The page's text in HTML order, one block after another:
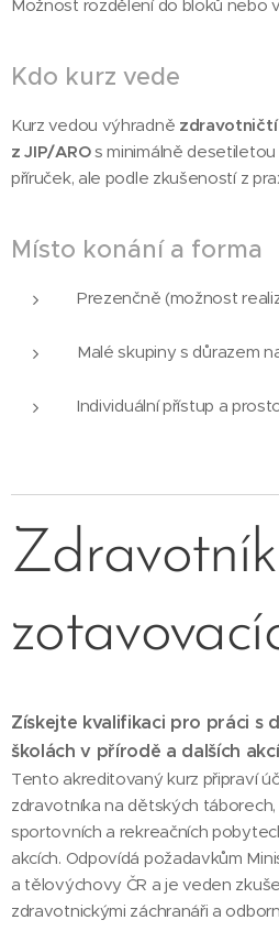
Možnost rozdělení do bloků nebo
Kdo kurz vede
Kurz vedou výhradně zdravotničtí
z JIP/AROs minimálně desetiletou
příruček, ale podle zkušeností z
Místo konání a forma
Prezenčně (možnost
Malé skupiny s důrazem
Individuální přístup a
Zdravotník
Získejte kvalifikaci pro práci s
školách v přírodě a dalších
Tento akreditovaný kurz připraví
zdravotníka na dětských táborech,
sportovních a rekreačních
akcích. Odpovídá požadavkům
a tělovýchovy ČR a je veden
zdravotnickými záchranáři a